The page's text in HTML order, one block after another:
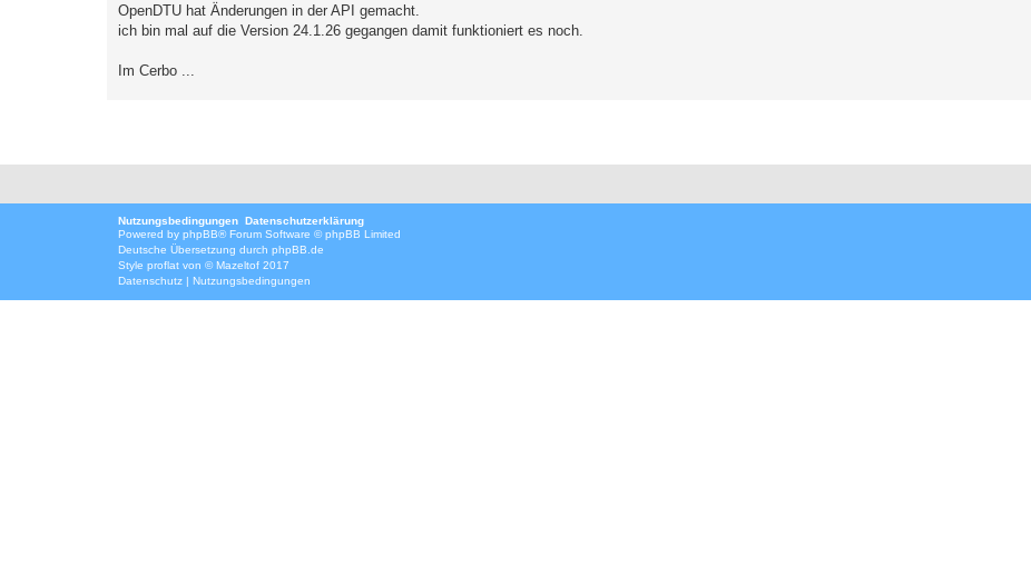
OpenDTU hat Änderungen in der API gemacht.
ich bin mal auf die Version 24.1.26 gegangen damit funktioniert es noch.
Im Cerbo ...
Nutzungsbedingungen Datenschutzerklärung
Powered by phpBB® Forum Software © phpBB Limited
Deutsche Übersetzung durch phpBB.de
Style proflat von ©Mazeltof 2017
Datenschutz | Nutzungsbedingungen